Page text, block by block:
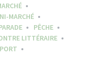
MARCHÉ
PÊCHE
LITTÉRAIRE